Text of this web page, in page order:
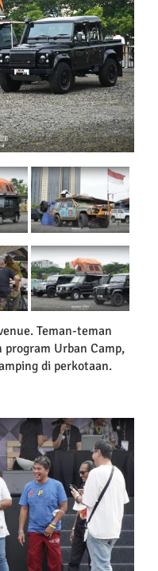
Teman-teman
program Urban Camp,
di perkotaan.